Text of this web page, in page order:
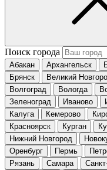
Поиск города
Абакан Архангельск
Брянск
Великий
Волгоград
Вологда
Зеленоград
Иваново
Калуга
Кемерово
Красноярск
Курган
Нижний Новгород
Оренбург
Пермь
Рязань
Самара